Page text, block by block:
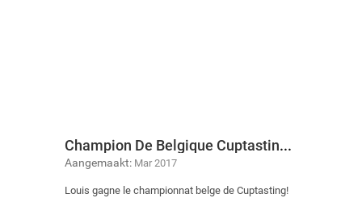
Champion De Belgique Cuptasting 2015-2016
Aangemaakt: Mar 2017
Louis gagne le championnat belge de Cuptasting!